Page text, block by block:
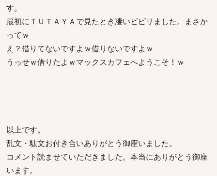
す。
最初にＴＵＴＡＹＡで見たとき凄いビビリました。まさか
ってｗ
え？借りてないですよｗ借りないですよｗ
うっせｗ借りたよｗマックスカフェへようこそ！ｗ
以上です。
乱文・駄文お付き合いありがとう御座いました。
コメント読ませていただきました。本当にありがとう御座
います。